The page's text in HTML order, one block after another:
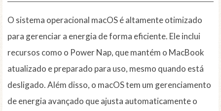
O sistema operacional macOS é altamente otimizado
para gerenciar a energia de forma eficiente. Ele inclui
recursos como o Power Nap, que mantém o MacBook
atualizado e preparado para uso, mesmo quando está
desligado. Além disso, o macOS tem um gerenciamento
de energia avançado que ajusta automaticamente o